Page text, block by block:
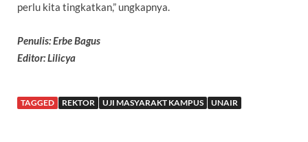
perlu kita tingkatkan,” ungkapnya.
Penulis: Erbe Bagus
Editor: Lilicya
TAGGED REKTOR UJI MASYARAKT KAMPUS UNAIR